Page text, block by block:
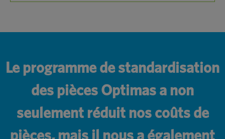
Le programme de standardisation
des pièces Optimas a non
seulement réduit nos coûts de